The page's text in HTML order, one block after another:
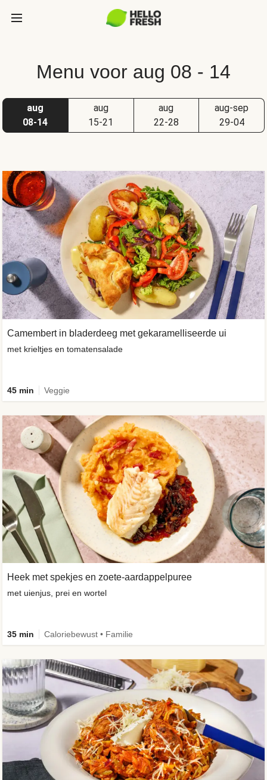
Menu voor aug 08 - 14
aug
08-14
aug
15-21
aug
22-28
aug-sep
29-04
Heek met spekjes en zoete-aardappelpuree
met uienjus, prei en wortel
35 min Caloriebewust • Familie
Camembert in bladerdeeg met gekaramelliseerde ui
met krieltjes en tomatensalade
45 min Veggie